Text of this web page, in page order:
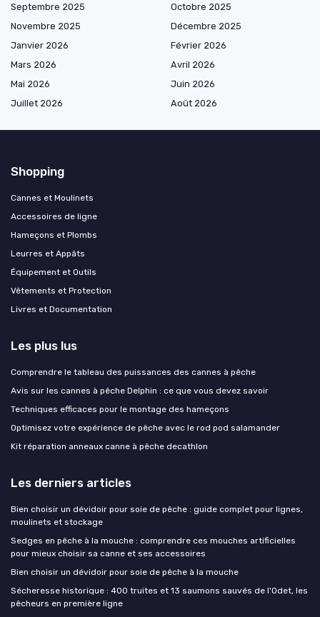
Septembre 2025
Octobre 2025
Novembre 2025
Décembre 2025
Janvier 2026
Février 2026
Mars 2026
Avril 2026
Mai 2026
Juin 2026
Juillet 2026
Août 2026
Shopping
Cannes et Moulinets
Accessoires de ligne
Hameçons et Plombs
Leurres et Appâts
Équipement et Outils
Vêtements et Protection
Livres et Documentation
Les plus lus
Comprendre le tableau des puissances des cannes à pêche
Avis sur les cannes à pêche Delphin : ce que vous devez savoir
Techniques efficaces pour le montage des hameçons
Optimisez votre expérience de pêche avec le rod pod salamander
Kit réparation anneaux canne à pêche decathlon
Les derniers articles
Bien choisir un dévidoir pour soie de pêche : guide complet pour lignes,
moulinets et stockage
Sedges en pêche à la mouche : comprendre ces mouches artificielles
pour mieux choisir sa canne et ses accessoires
Bien choisir un dévidoir pour soie de pêche à la mouche
Sécheresse historique : 400 truites et 13 saumons sauvés de l'Odet, les
pêcheurs en première ligne